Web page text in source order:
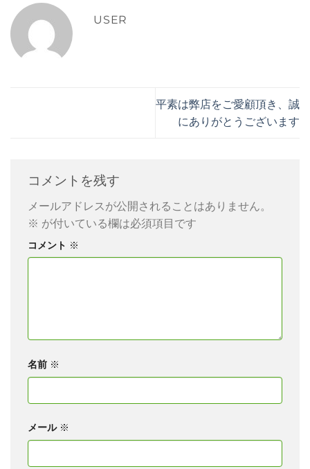
USER
平素は弊店をご愛顧頂き、誠
にありがとうございます
コメントを残す
メールアドレスが公開されることはありません。
※ が付いている欄は必須項目です
コメント ※
名前 ※
メール ※